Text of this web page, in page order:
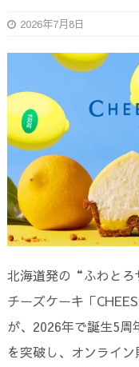
2026年7月8日
北海道発の“ふわと
チーズケーキ「
が、2026年で誕生5
を突破し、オンライ